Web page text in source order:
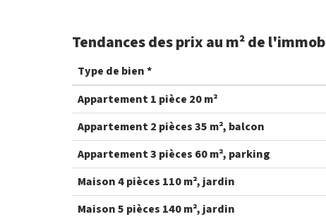
Tendances des prix au m² de
Type de bien *
Appartement 1 pièce 20 m²
Appartement 2 pièces 35 m², balcon
Appartement 3 pièces 60 m², parking
Maison 4 pièces 110 m², jardin
Maison 5 pièces 140 m², jardin